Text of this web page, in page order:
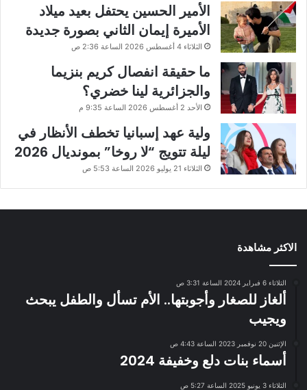
الأمير الحسين يحتفل بعيد ميلاد
الأميرة إيمان الثاني بصورة جديدة
الثلاثاء 4 أغسطس 2026 الساعة 2:36 ص
ما حقيقة انفصال كريم بنزيما
والجزائرية لينا خضري؟
الأحد 2 أغسطس 2026 الساعة 9:35 م
ولية عهد إسبانيا تخطف الأنظار في
ليلة تتويج “لا روخا” بمونديال 2026
الثلاثاء 21 يوليو 2026 الساعة 5:53 ص
الاكثر مشاهدة
الثلاثاء 6 فبراير 2024 الساعة 3:31 ص
ألغاز للصغار وأجوبتها.. الأم تسأل والطفل يبحث
ويجيب
الإثنين 20 نوفمبر 2023 الساعة 4:43 ص
أسماء بنات دلع وخفيفة 2024
الثلاثاء 3 يونيو 2025 الساعة 5:27 ص